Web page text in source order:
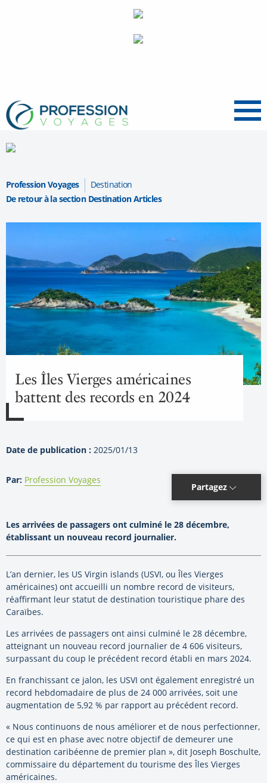
Menu
Profession Voyages
Destination
De retour à la section Destination Articles
Les Îles Vierges américaines
battent des records en 2024
Date de publication : 2025/01/13
Par: Profession Voyages
Partagez
Les arrivées de passagers ont culminé le 28 décembre,
établissant un nouveau record journalier.
L’an dernier, les US Virgin islands (USVI, ou Îles Vierges
américaines) ont accueilli un nombre record de visiteurs,
réaffirmant leur statut de destination touristique phare des
Caraïbes.
Les arrivées de passagers ont ainsi culminé le 28 décembre,
atteignant un nouveau record journalier de 4 606 visiteurs,
surpassant du coup le précédent record établi en mars 2024.
En franchissant ce jalon, les USVI ont également enregistré un
record hebdomadaire de plus de 24 000 arrivées, soit une
augmentation de 5,92 % par rapport au précédent record.
« Nous continuons de nous améliorer et de nous perfectionner,
ce qui est en phase avec notre objectif de demeurer une
destination caribéenne de premier plan », dit Joseph Boschulte,
commissaire du département du tourisme des Îles Vierges
américaines.